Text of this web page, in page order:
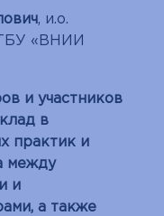
, и.о.
«ВНИИ
и участников
в
практик и
между
и
а также